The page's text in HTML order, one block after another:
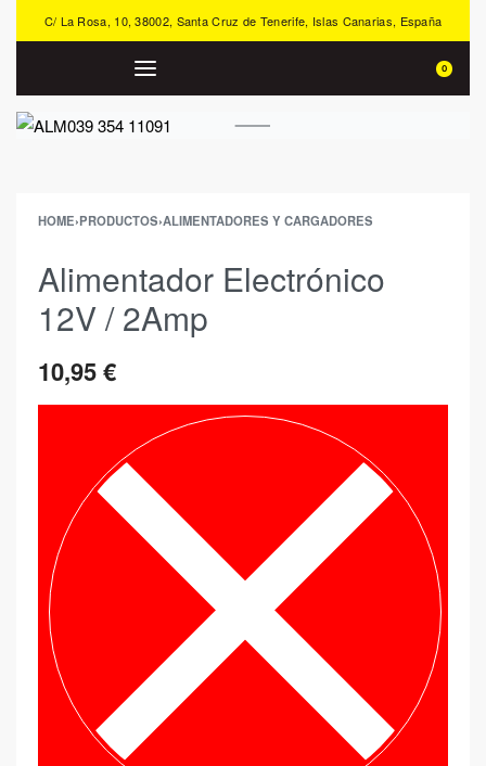
C/ La Rosa, 10, 38002, Santa Cruz de Tenerife, Islas Canarias, España
0
HOME›PRODUCTOS›ALIMENTADORES Y CARGADORES
Alimentador Electrónico
12V / 2Amp
10,95€